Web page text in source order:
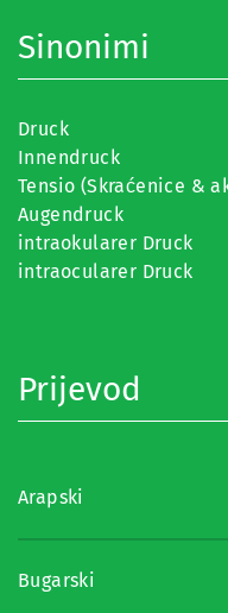
Sinonimi
Druck
Innendruck
Tensio (Skraćenice &
Augendruck
intraokularer Druck
intraocularer Druck
Prijevod
Arapski
Bugarski